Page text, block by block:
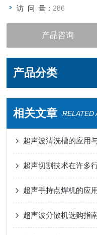
访 问 量： 286
产品咨询
产品分类
相关文章 RELATED
超声波清洗槽的应用
超声切割技术在许多
超声手持点焊机的应